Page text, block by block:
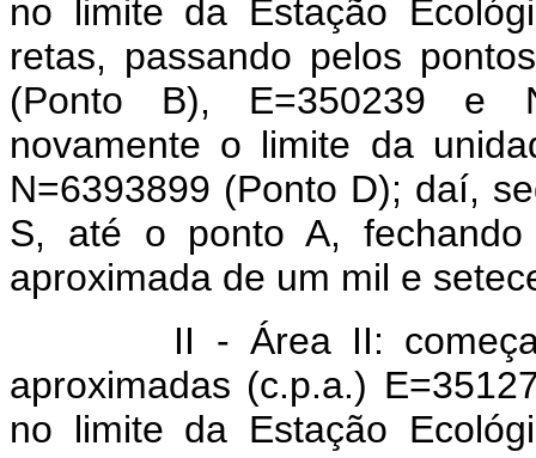
no limite da Estação
retas, passando pelos
(Ponto B), E=350239 e
novamente o limite da
N=6393899 (Ponto D); daí,
S, até o ponto A,
aproximada de um mil e
II - Área II: começa no
aproximadas (c.p.a.)
no limite da Estação